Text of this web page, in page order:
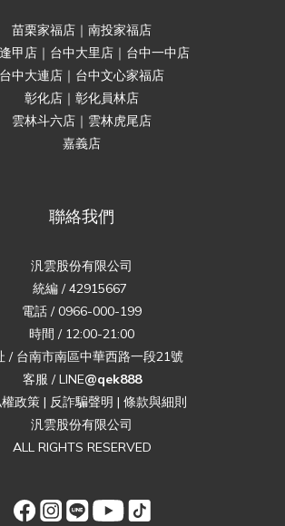
苗栗家福店｜南投家福店
甲店｜台中大里店｜台中一中店
台中大連店｜台中文心家福店
彰化店｜彰化員林店
雲林斗六店｜雲林虎尾店
嘉義店
聯絡我們
汎雲股份有限公司
統編 / 42915667
電話 / 0966-000-199
時間 / 12:00-21:00
/ 台南市南區中華西路一段21號
客服 / LINE@qek888
政策 | 反詐騙聲明 | 條款與細則
汎雲股份有限公司
ALL RIGHTS RESERVED